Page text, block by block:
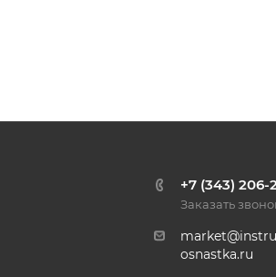
+7 (343) 206-
Заказать
osnastka.ru